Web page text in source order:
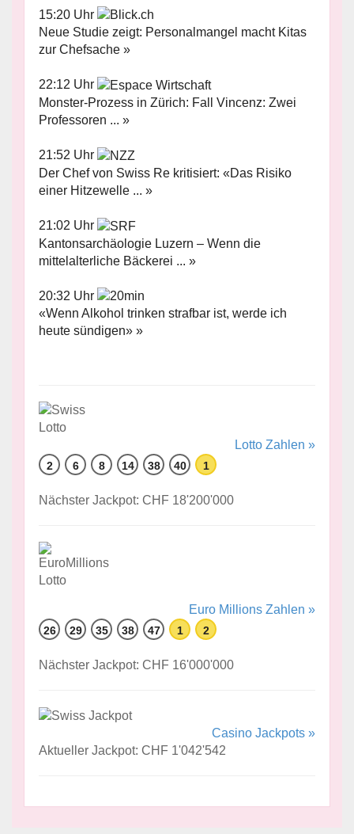
15:20 Uhr
Neue Studie zeigt: Personalmangel macht Kitas
zur Chefsache »
22:12 Uhr
Monster-Prozess in Zürich: Fall Vincenz: Zwei
Professoren ... »
21:52 Uhr
Der Chef von Swiss Re kritisiert: «Das Risiko
einer Hitzewelle ... »
21:02 Uhr
Kantonsarchäologie Luzern – Wenn die
mittelalterliche Bäckerei ... »
20:32 Uhr
«Wenn Alkohol trinken strafbar ist, werde ich
heute sündigen» »
Lotto Zahlen »
2 6 8 14 38 40 1
Nächster Jackpot: CHF 18'200'000
Euro Millions Zahlen »
26 29 35 38 47 1 2
Nächster Jackpot: CHF 16'000'000
Casino Jackpots »
Aktueller Jackpot: CHF 1'042'542